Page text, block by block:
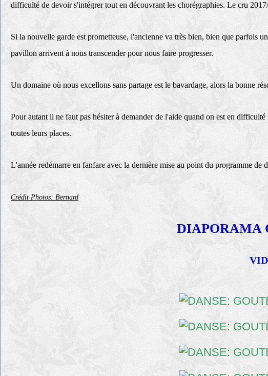
difficulté de devoir s'intégrer tout en découvrant les chorégraphies. Le cru
Si la nouvelle garde est prometteuse, l'ancienne va très bien, bien que parfois
pavillon arrivent à nous transcender pour nous faire progresser.
Un domaine où nous excellons sans partage est le bavardage, alors la bonne
Pour autant il ne faut pas hésiter à demander de l'aide quand on est en
toutes leurs places.
L'année redémarre en fanfare avec la dernière mise au point du programme de
Crédit Photos: Bernard
DIAPORAMA